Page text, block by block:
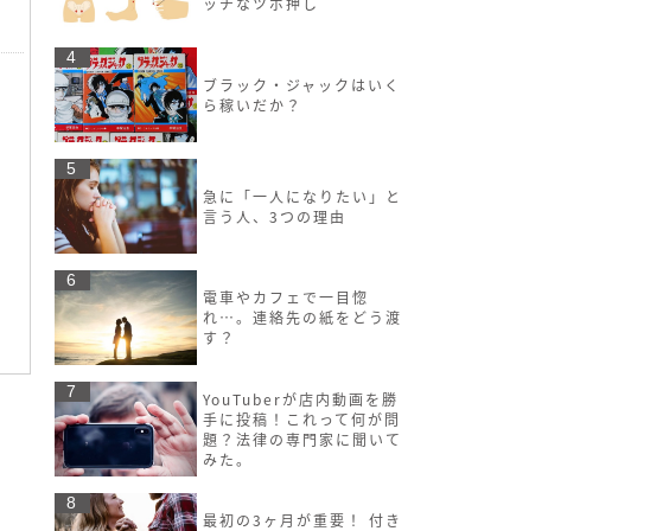
4
ブラック・ジャックはいく
ら稼いだか？
5
急に「一人になりたい」と
言う人、3つの理由
6
電車やカフェで一目惚
れ…。連絡先の紙をどう渡
す？
7
YouTuberが店内動画を勝
手に投稿！これって何が問
題？法律の専門家に聞いて
みた。
8
最初の3ヶ月が重要！ 付き